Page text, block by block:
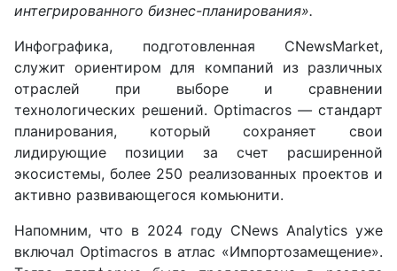
интегрированного бизнес-планирования».
Инфографика, подготовленная CNewsMarket,
служит ориентиром для компаний из различных
отраслей при выборе и сравнении
технологических решений. Optimacros — стандарт
планирования, который сохраняет свои
лидирующие позиции за счет расширенной
экосистемы, более 250 реализованных проектов и
активно развивающегося комьюнити.
Напомним, что в 2024 году CNews Analytics уже
включал Optimacros в атлас «Импортозамещение».